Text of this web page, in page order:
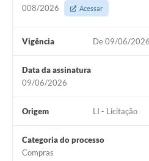
008/2026
Acessar
Vigência De 09/06/
Data da assinatura
09/06/2026
Origem LI - Licitação
Categoria do processo
Compras